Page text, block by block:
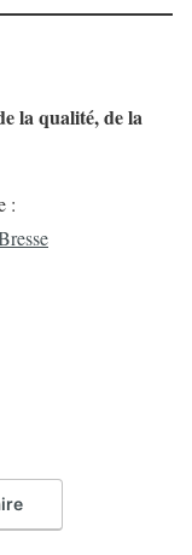
la qualité, de la
: